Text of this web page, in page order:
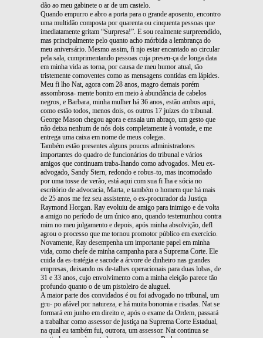
dão ao meu gabinete o ar de um castelo.
Quando empurro e abro a porta para o grande aposento, encontro
uma multidão composta por quarenta ou cinquenta pessoas que
imediatamente gritam “Surpresa!”. E sou realmente surpreendido,
mas principalmente pelo quanto acho mórbida a lembrança do
meu aniversário. Mesmo assim, fi njo estar encantado ao circular
pela sala, cumprimentando pessoas cuja presen-ça de longa data
em minha vida as torna, por causa de meu humor atual, tão
tristemente comoventes como as mensagens contidas em lápides.
Meu fi lho Nat, agora com 28 anos, magro demais porém
assombrosa- mente bonito em meio à abundância de cabelos
negros, e Barbara, minha mulher há 36 anos, estão ambos aqui,
como estão todos, menos dois, os outros 17 juízes do tribunal.
George Mason chegou agora e ensaia um abraço, um gesto que
não deixa nenhum de nós dois completamente à vontade, e me
entrega uma caixa em nome de meus colegas.
Também estão presentes alguns poucos administradores
importantes do quadro de funcionários do tribunal e vários
amigos que continuam traba-lhando como advogados. Meu ex-
advogado, Sandy Stern, redondo e robus-to, mas incomodado
por uma tosse de verão, está aqui com sua fi lha e sócia no
escritório de advocacia, Marta, e também o homem que há mais
de 25 anos me fez seu assistente, o ex-procurador da Justiça
Raymond Horgan. Ray evoluiu de amigo para inimigo e de volta
a amigo no período de um único ano, quando testemunhou contra
mim no meu julgamento e depois, após minha absolvição, defl
agrou o processo que me tornou promotor público em exercício.
Novamente, Ray desempenha um importante papel em minha
vida, como chefe de minha campanha para a Suprema Corte. Ele
cuida da es-tratégia e sacode a árvore de dinheiro nas grandes
empresas, deixando os de-talhes operacionais para duas lobas, de
31 e 33 anos, cujo envolvimento com a minha eleição parece tão
profundo quanto o de um pistoleiro de aluguel.
A maior parte dos convidados é ou foi advogado no tribunal, um
gru- po afável por natureza, e há muita bonomia e risadas. Nat se
formará em junho em direito e, após o exame da Ordem, passará
a trabalhar como assessor de justiça na Suprema Corte Estadual,
na qual eu também fui, outrora, um assessor. Nat continua se